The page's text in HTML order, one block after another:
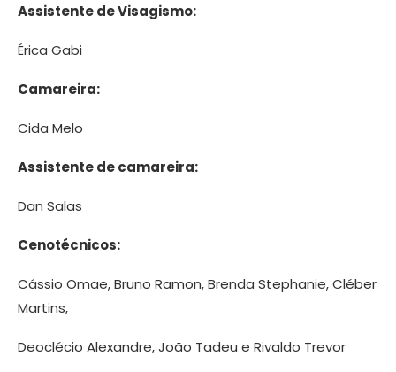
Assistente de Visagismo:
Érica Gabi
Camareira:
Cida Melo
Assistente de camareira:
Dan Salas
Cenotécnicos:
Cássio Omae, Bruno Ramon, Brenda Stephanie, Cléber
Martins,
Deoclécio Alexandre, João Tadeu e Rivaldo Trevor